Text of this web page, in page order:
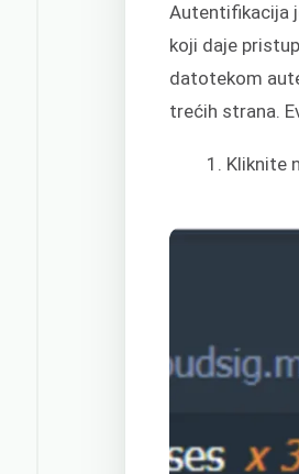
Autentifikacija
koji daje
datotekom
trećih strana.
Kliknite